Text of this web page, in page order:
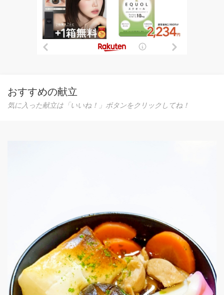
おすすめの献立
気に入った献立は「いいね！」ボタンをクリックしてね！